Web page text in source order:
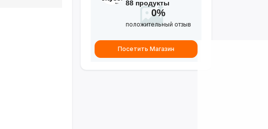
88 продукты
0%
положительный отзыв
Посетить Магазин